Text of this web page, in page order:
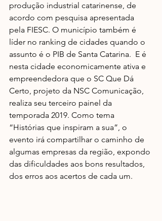
produção industrial catarinense, de
acordo com pesquisa apresentada
pela FIESC. O município também é
líder no ranking de cidades quando o
assunto é o PIB de Santa Catarina.  E é
nesta cidade economicamente ativa e
empreendedora que o SC Que Dá
Certo, projeto da NSC Comunicação,
realiza seu terceiro painel da
temporada 2019. Como tema
“Histórias que inspiram a sua”, o
evento irá compartilhar o caminho de
algumas empresas da região, expondo
das dificuldades aos bons resultados,
dos erros aos acertos de cada um.